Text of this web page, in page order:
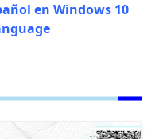
en Windows 10